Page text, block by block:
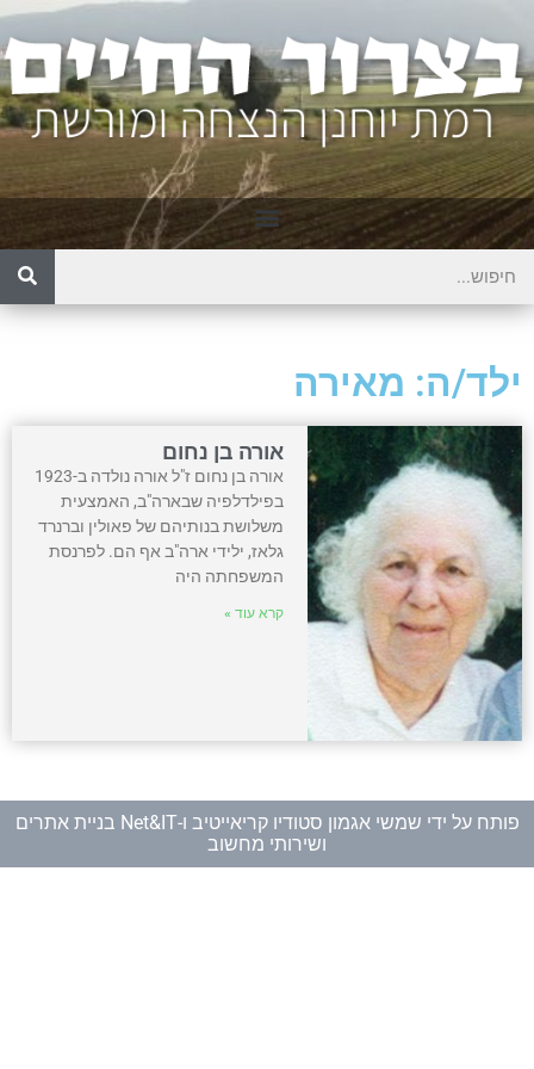
ילד/ה: מאירה
אורה בן נחום
אורה בן נחום ז"ל אורה נולדה ב-1923
בפילדלפיה שבארה"ב, האמצעית
משלושת בנותיהם של פאולין וברנרד
גלאז, ילידי ארה"ב אף הם. לפרנסת
המשפחתה היה
קרא עוד »
פותח על ידי שמשי אגמון סטודיו קריאייטיב ו-
Net&IT בניית אתרים
ושירותי מחשוב